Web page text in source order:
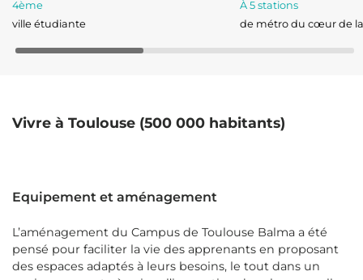
4ème
ville étudiante
À 5 stations
de métro du cœur de
Vivre à Toulouse (500 000 habitants)
Equipement et aménagement
L’aménagement du Campus de Toulouse Balma a été
pensé pour faciliter la vie des apprenants en proposant
des espaces adaptés à leurs besoins, le tout dans un